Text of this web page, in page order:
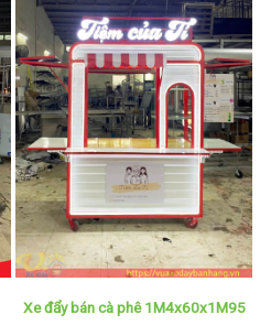
Xe đẩy bán cà phê 1M4x60x1M95